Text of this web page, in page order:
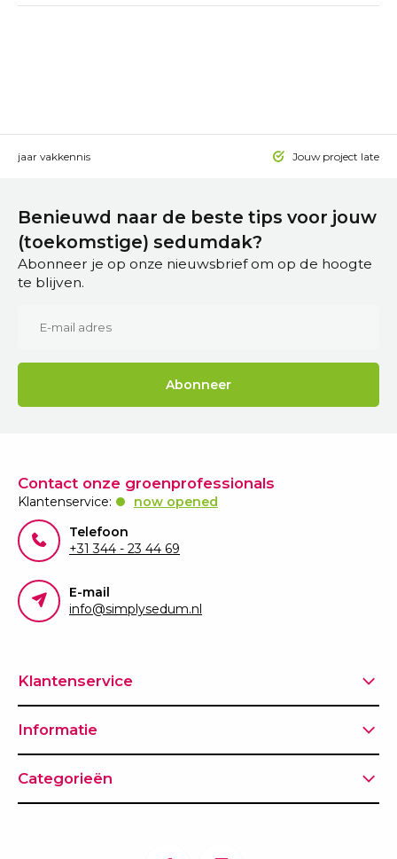
15 jaar vakkennis Jouw project laten
Benieuwd naar de beste tips voor jouw
(toekomstige) sedumdak?
Abonneer je op onze nieuwsbrief om op de hoogte
te blijven.
Abonneer
Contact onze groenprofessionals
Klantenservice:
now opened
Telefoon
+31 344 - 23 44 69
E-mail
info@simplysedum.nl
Klantenservice
Informatie
Categorieën